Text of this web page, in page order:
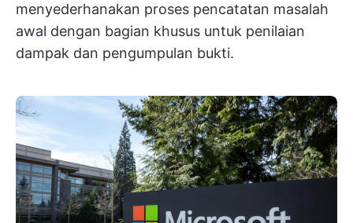
menyederhanakan proses pencatatan masalah
awal dengan bagian khusus untuk penilaian
dampak dan pengumpulan bukti.